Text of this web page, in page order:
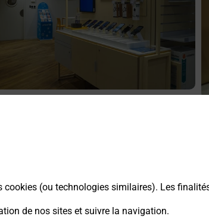
cookies (ou technologies similaires). Les
de nos sites et suivre la navigation.
de Poste à MONTELIMAR EUROPE